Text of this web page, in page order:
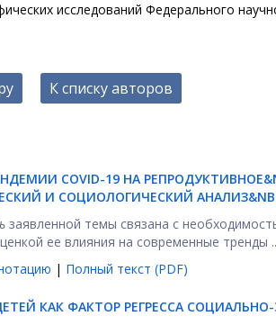
исследований Федерального
К списку авторов
COVID-19 НА
И СОЦИОЛОГИЧЕСКИЙ
заявленной темы связана с
ее влияния на современные тренды
| Полный текст (PDF)
КАК ФАКТОР РЕГРЕССА